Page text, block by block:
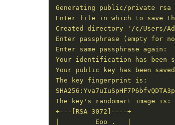
+---[RSA 3072]----+